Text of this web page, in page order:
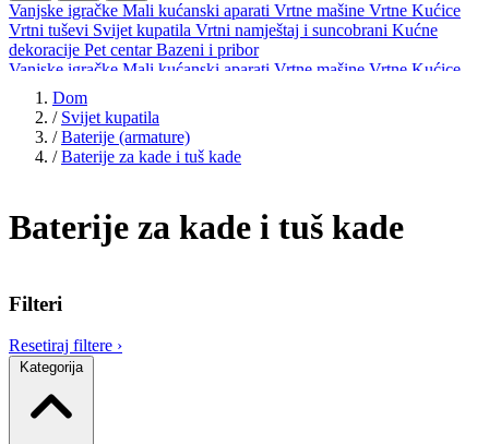
Vanjske igračke Mali kućanski aparati Vrtne mašine Vrtne Kućice
Vrtni tuševi Svijet kupatila Vrtni namještaj i suncobrani Kućne
dekoracije Pet centarBazeni i pribor
Vanjske igračke Mali kućanski aparati Vrtne mašine Vrtne Kućice
Vrtni tuševi
dekoracijePet centar
Dom
/ Svijet kupatila
/ Baterije (armature)
/ Baterije za kade i tuš kade
Baterije za kade i tuš kade
Filteri
Resetiraj filtere ›
Kategorija